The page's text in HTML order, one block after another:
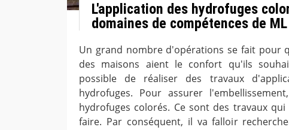
L'application des hydrofuges
domaines de compétences de
Un grand nombre d'opérations se fait pour
des maisons aient le confort qu'ils
possible de réaliser des travaux
hydrofuges. Pour assurer
hydrofuges colorés. Ce sont des travaux
faire. Par conséquent, il va falloir